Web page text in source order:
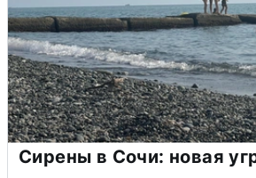
Сирены в Сочи: новая